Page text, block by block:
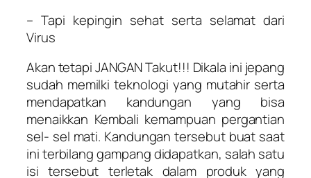
– Tapi kepingin sehat serta selamat dari
Virus
Akan tetapi JANGAN Takut!!! Dikala ini jepang
sudah memilki teknologi yang mutahir serta
mendapatkan kandungan yang bisa
menaikkan Kembali kemampuan pergantian
sel- sel mati. Kandungan tersebut buat saat
ini terbilang gampang didapatkan, salah satu
isi tersebut terletak dalam produk yang